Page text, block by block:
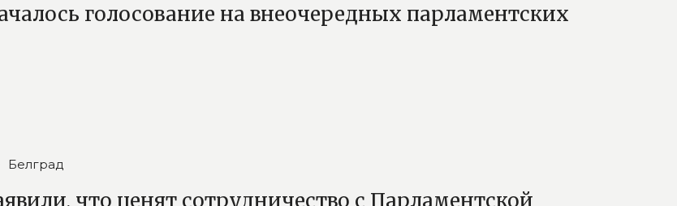
голосование на внеочередных парламентских
Белград
что ценят сотрудничество с Парламентской